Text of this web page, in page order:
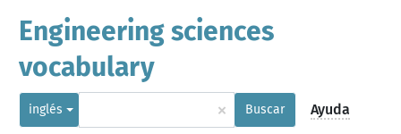
Engineering sciences
vocabulary
inglés × Buscar Ayuda